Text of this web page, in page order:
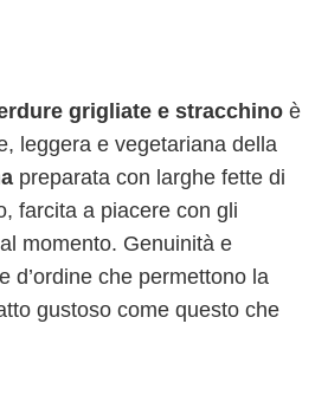
grigliate e stracchino è
leggera e vegetariana della
preparata con larghe fette di
farcita a piacere con gli
momento. Genuinità e
d’ordine che permettono la
gustoso come questo che